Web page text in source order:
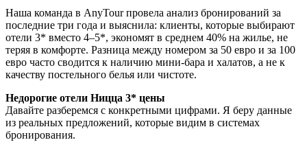
Наша команда в AnyTour провела анализ бронирований за
последние три года и выяснила: клиенты, которые выбирают
отели 3* вместо 4–5*, экономят в среднем 40% на жилье, не
теряя в комфорте. Разница между номером за 50 евро и за 100
евро часто сводится к наличию мини-бара и халатов, а не к
качеству постельного белья или чистоте.
Недорогие отели Ницца 3* цены
Давайте разберемся с конкретными цифрами. Я беру данные
из реальных предложений, которые видим в системах
бронирования.